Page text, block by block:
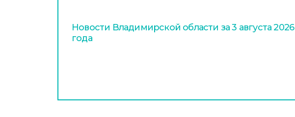
Новости Владимирской области за 3 августа 2026
года